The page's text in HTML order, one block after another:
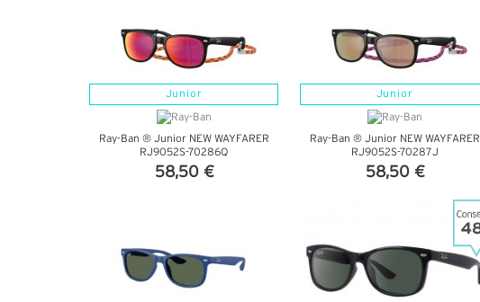
Junior
Ray-Ban ® Junior NEW WAYFARER
RJ9052S-70286Q
58,50 €
Junior
Ray-Ban ® Junior NEW WAYFARER
RJ9052S-70287J
58,50 €